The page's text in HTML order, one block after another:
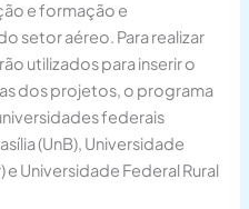
e formação e
setor aéreo. Para realizar
utilizados para inserir o
dos projetos, o programa
federais
(UnB), Universidade
e Universidade Federal Rural